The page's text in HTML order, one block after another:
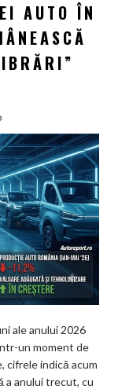
AUTO ÎN
ale anului 2026
un moment de
cifrele indică acum
a anului trecut, cu